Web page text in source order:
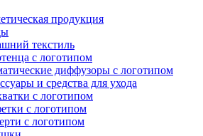
продукция
текстиль
с логотипом
диффузоры с логотипом
и средства для ухода
с логотипом
с логотипом
с логотипом